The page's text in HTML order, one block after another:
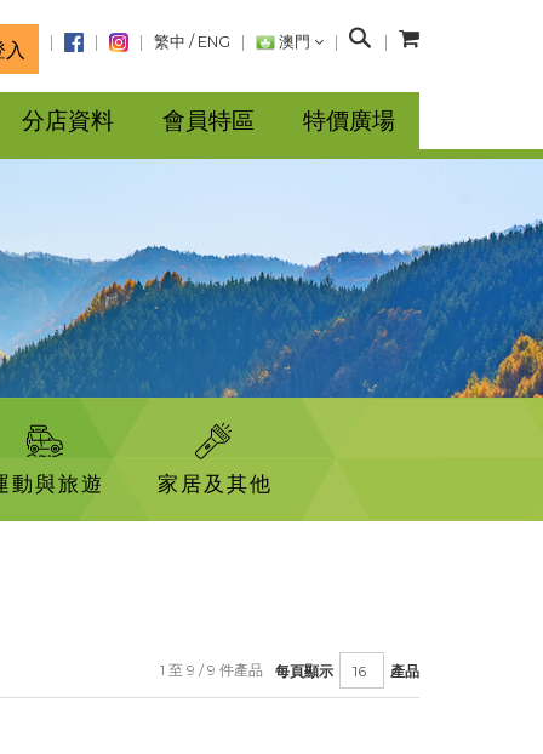
入 繁中 / ENG 澳門
搜
分店資料 會員特區 特價廣場
動與旅遊 家居及其他
每頁顯示 產品
1 至 9 / 9 件產品